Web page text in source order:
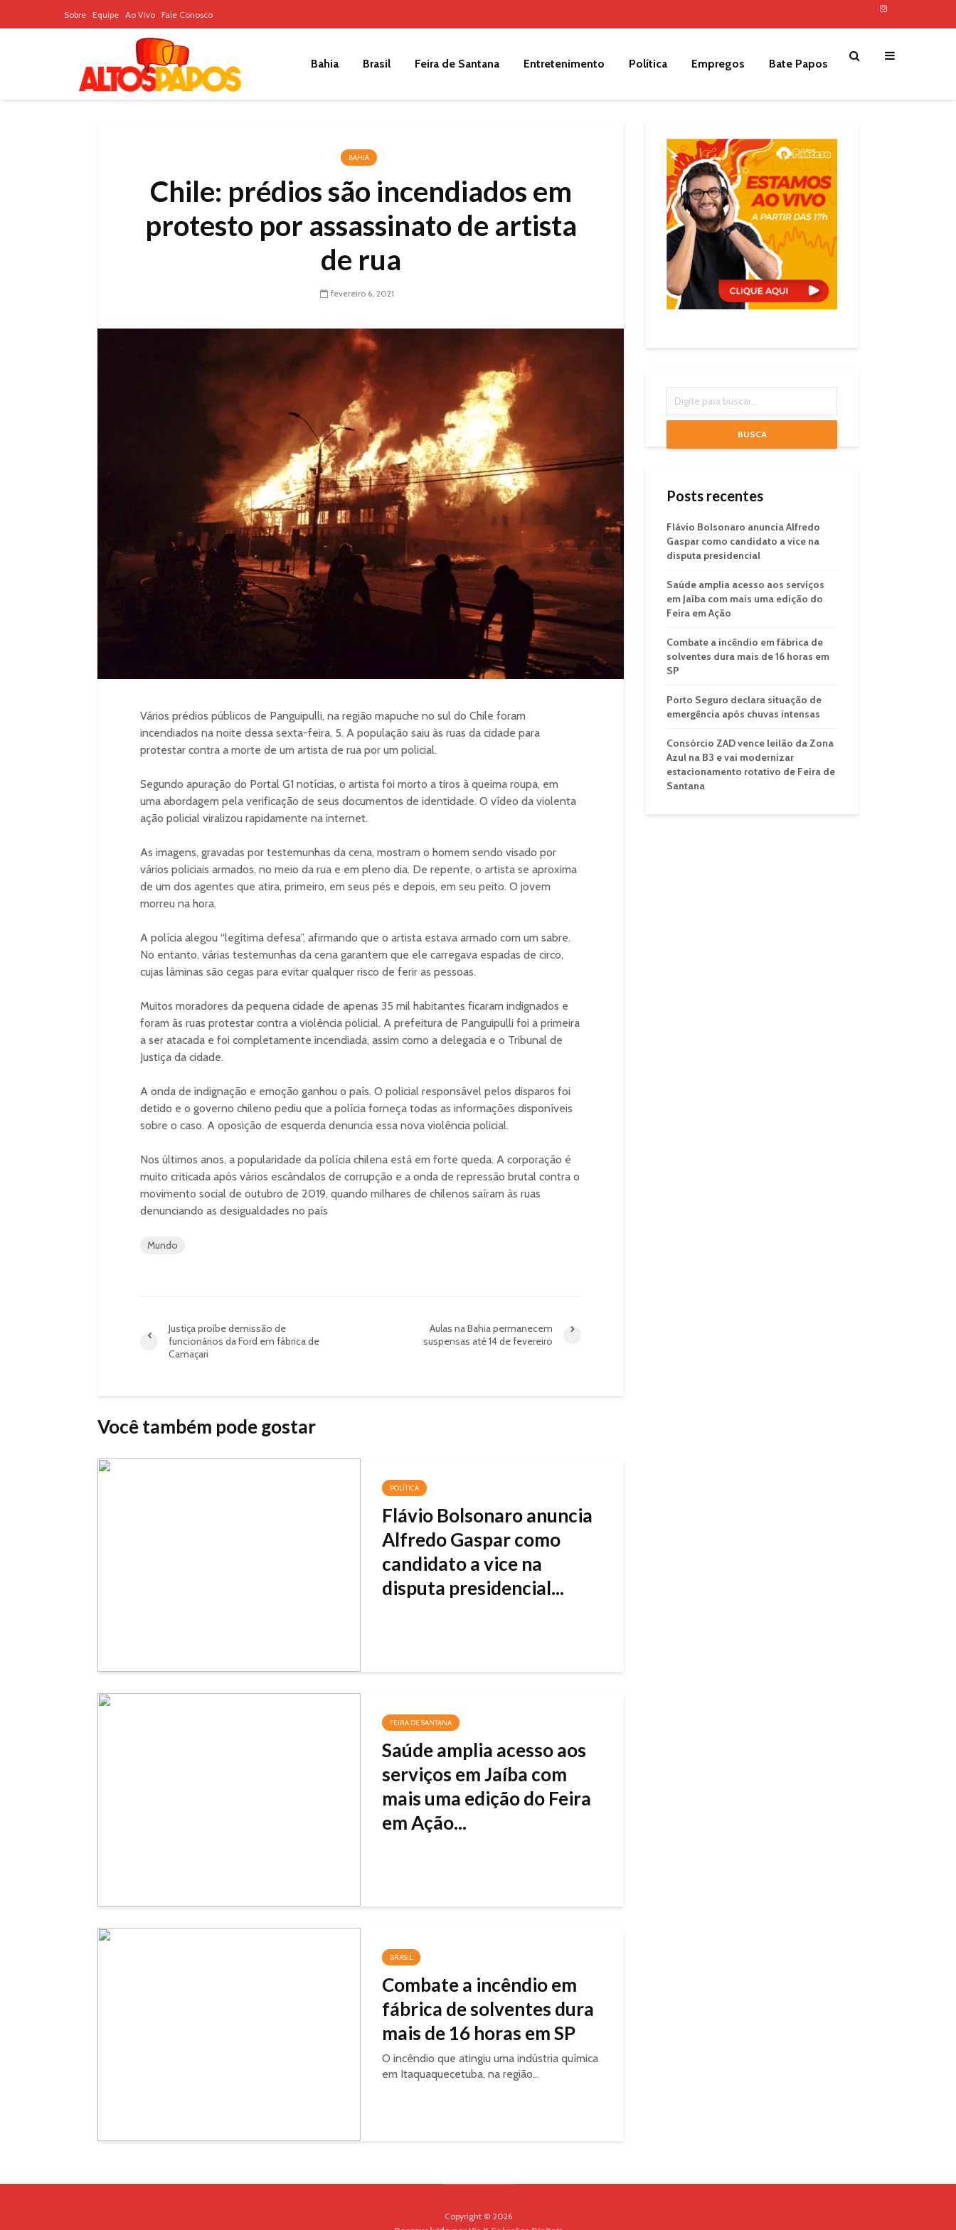
Sobre Equipe Ao Vivo Fale Conosco
Bahia Brasil Feira de Santana Entretenimento Política Empregos Bate Papos
BAHIA
Chile: prédios são incendiados em
protesto por assassinato de artista
de rua
fevereiro 6, 2021
Vários prédios públicos de Panguipulli, na região mapuche no sul do Chile foram
incendiados na noite dessa sexta-feira, 5. A população saiu às ruas da cidade para
protestar contra a morte de um artista de rua por um policial.
Segundo apuração do Portal G1 notícias, o artista foi morto a tiros à queima roupa, em
uma abordagem pela verificação de seus documentos de identidade. O vídeo da violenta
ação policial viralizou rapidamente na internet.
As imagens, gravadas por testemunhas da cena, mostram o homem sendo visado por
vários policiais armados, no meio da rua e em pleno dia. De repente, o artista se aproxima
de um dos agentes que atira, primeiro, em seus pés e depois, em seu peito. O jovem
morreu na hora.
A polícia alegou “legítima defesa”, afirmando que o artista estava armado com um sabre.
No entanto, várias testemunhas da cena garantem que ele carregava espadas de circo,
cujas lâminas são cegas para evitar qualquer risco de ferir as pessoas.
Muitos moradores da pequena cidade de apenas 35 mil habitantes ficaram indignados e
foram às ruas protestar contra a violência policial. A prefeitura de Panguipulli foi a primeira
a ser atacada e foi completamente incendiada, assim como a delegacia e o Tribunal de
Justiça da cidade.
A onda de indignação e emoção ganhou o país. O policial responsável pelos disparos foi
detido e o governo chileno pediu que a polícia forneça todas as informações disponíveis
sobre o caso. A oposição de esquerda denuncia essa nova violência policial.
Nos últimos anos, a popularidade da polícia chilena está em forte queda. A corporação é
muito criticada após vários escândalos de corrupção e a onda de repressão brutal contra o
movimento social de outubro de 2019, quando milhares de chilenos saíram às ruas
denunciando as desigualdades no país
Mundo
Justiça proíbe demissão de
funcionários da Ford em fábrica de
Camaçari
Aulas na Bahia permanecem
suspensas até 14 de fevereiro
Você também pode gostar
POLÍTICA
Flávio Bolsonaro anuncia
Alfredo Gaspar como
candidato a vice na
disputa presidencial...
FEIRA DE SANTANA
Saúde amplia acesso aos
serviços em Jaíba com
mais uma edição do Feira
em Ação...
BRASIL
Combate a incêndio em
fábrica de solventes dura
mais de 16 horas em SP
O incêndio que atingiu uma indústria química
em Itaquaquecetuba, na região...
BUSCA
Posts recentes
Flávio Bolsonaro anuncia Alfredo
Gaspar como candidato a vice na
disputa presidencial
Saúde amplia acesso aos serviços
em Jaíba com mais uma edição do
Feira em Ação
Combate a incêndio em fábrica de
solventes dura mais de 16 horas em
SP
Porto Seguro declara situação de
emergência após chuvas intensas
Consórcio ZAD vence leilão da Zona
Azul na B3 e vai modernizar
estacionamento rotativo de Feira de
Santana
Copyright © 2026